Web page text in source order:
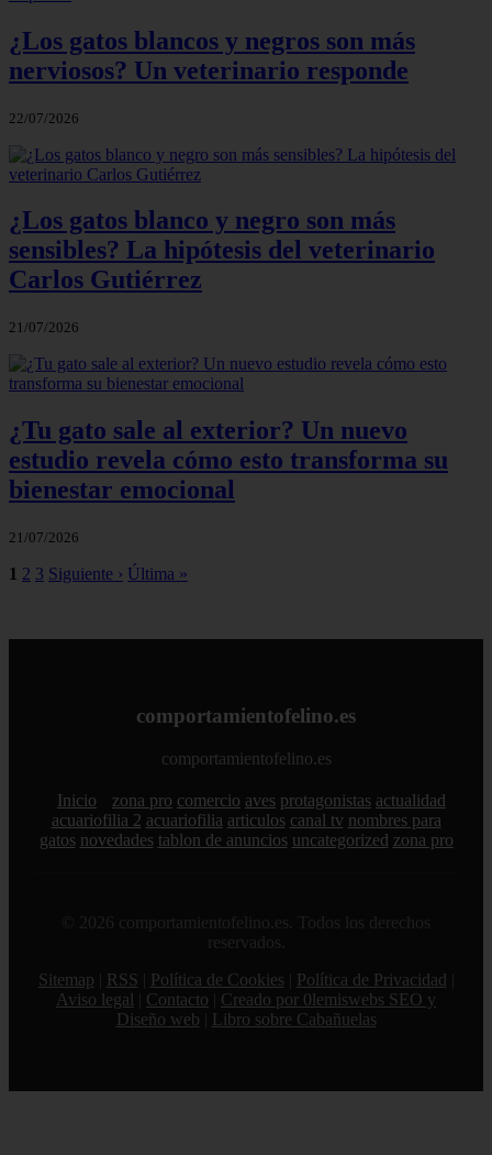
¿Los gatos blancos y negros son más
nerviosos? Un veterinario responde
22/07/2026
¿Los gatos blanco y negro son más
sensibles? La hipótesis del veterinario
Carlos Gutiérrez
21/07/2026
¿Tu gato sale al exterior? Un nuevo
estudio revela cómo esto transforma su
bienestar emocional
21/07/2026
1 2 3 Siguiente › Última »
comportamientofelino.es
comportamientofelino.es
Inicio zona pro comercio aves protagonistas actualidad
acuariofilia 2 acuariofilia articulos canal tv nombres para
gatos novedades tablon de anuncios uncategorized zona pro
© 2026 comportamientofelino.es. Todos los derechos
reservados.
Sitemap
RSS Política de Cookies Política de Privacidad
Aviso legal
Contacto
Creado por 0lemiswebs SEO y
Diseño web
Libro sobre Cabañuelas